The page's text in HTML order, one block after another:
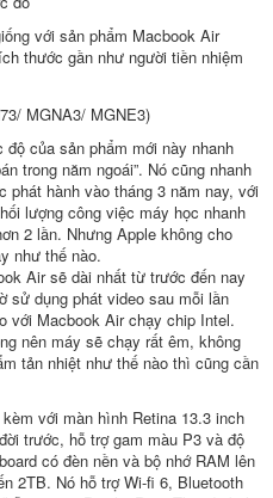
với sản phẩm Macbook Air
thước gần như người tiền nhiệm
độ của sản phẩm mới này nhanh
trong năm ngoái”. Nó cũng nhanh
phát hành vào tháng 3 năm nay, với
lượng công việc máy học nhanh
2 lần. Nhưng Apple không cho
như thế nào.
Air sẽ dài nhất từ trước đến nay
sử dụng phát video sau mỗi lần
với Macbook Air chạy chip Intel.
nên máy sẽ chạy rất êm, không
tản nhiệt như thế nào thì cũng cần
với màn hình Retina 13.3 inch
trước, hỗ trợ gam màu P3 và độ
có đèn nền và bộ nhớ RAM lên
2TB. Nó hỗ trợ Wi-fi 6, Bluetooth